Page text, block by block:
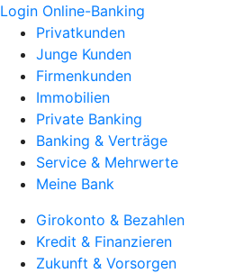
Login Online-Banking
Privatkunden
Junge Kunden
Firmenkunden
Immobilien
Private Banking
Banking & Verträge
Service & Mehrwerte
Meine Bank
Girokonto & Bezahlen
Kredit & Finanzieren
Zukunft & Vorsorgen